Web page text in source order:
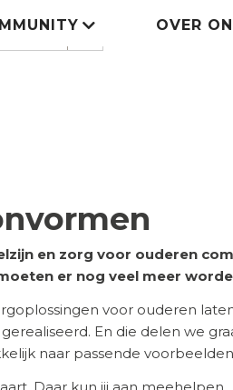
search OVER
en zorg voor ouderen
er nog veel meer
voor ouderen
En die delen we
naar passende